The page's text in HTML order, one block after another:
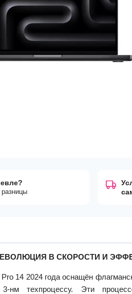
В СКОРОСТИ И
14 2024 года оснащён
нм техпроцессу. Эти